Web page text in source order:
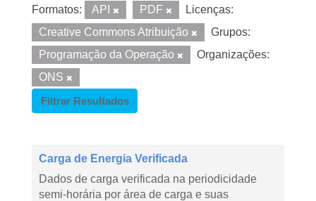
Formatos: API PDF
Licenças:
Creative Commons Atribuição
Grupos:
Programação da Operação
Organizações:
ONS
Filtrar Resultados
Carga de Energia Verificada
Dados de carga verificada na periodicidade
semi-horária por área de carga e suas